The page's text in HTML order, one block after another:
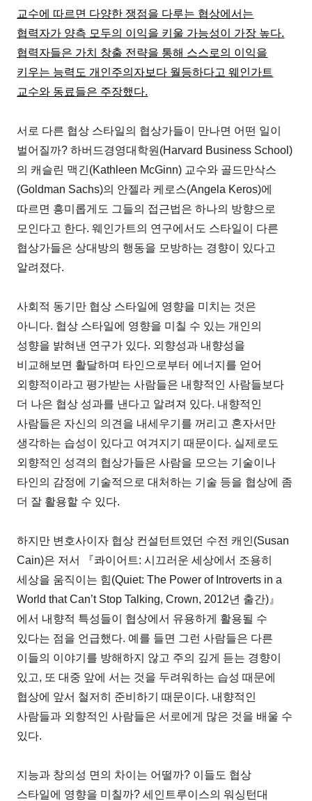
교수에 따르면 다양한 쟁점을 다루는 협상에서는
협력자가 양측 모두의 이익을 키울 가능성이 가장 높다.
협력자들은 가치 창출 전략을 통해 스스로의 이익을
키우는 능력도 개인주의자보다 월등하다고 웨인가트
교수와 동료들은 주장했다.
서로 다른 협상 스타일의 협상가들이 만나면 어떤 일이
벌어질까? 하버드경영대학원(Harvard Business School)
의 캐슬린 맥긴(Kathleen McGinn) 교수와 골드만삭스
(Goldman Sachs)의 안젤라 케로스(Angela Keros)에
따르면 흥미롭게도 그들의 접근법은 하나의 방향으로
모인다고 한다. 웨인가트의 연구에서도 스타일이 다른
협상가들은 상대방의 행동을 모방하는 경향이 있다고
알려졌다.
사회적 동기만 협상 스타일에 영향을 미치는 것은
아니다. 협상 스타일에 영향을 미칠 수 있는 개인의
성향을 밝혀낸 연구가 있다. 외향성과 내향성을
비교해보면 활달하며 타인으로부터 에너지를 얻어
외향적이라고 평가받는 사람들은 내향적인 사람들보다
더 나은 협상 성과를 낸다고 알려져 있다. 내향적인
사람들은 자신의 의견을 내세우기를 꺼리고 혼자서만
생각하는 습성이 있다고 여겨지기 때문이다. 실제로도
외향적인 성격의 협상가들은 사람을 모으는 기술이나
타인의 감정에 기술적으로 대처하는 기술 등을 협상에 좀
더 잘 활용할 수 있다.
하지만 변호사이자 협상 컨설턴트였던 수전 캐인(Susan
Cain)은 저서 『콰이어트: 시끄러운 세상에서 조용히
세상을 움직이는 힘(Quiet: The Power of Introverts in a
World that Can’t Stop Talking, Crown, 2012년 출간)』
에서 내향적 특성들이 협상에서 유용하게 활용될 수
있다는 점을 언급했다. 예를 들면 그런 사람들은 다른
이들의 이야기를 방해하지 않고 주의 깊게 듣는 경향이
있고, 또 대중 앞에 서는 것을 두려워하는 습성 때문에
협상에 앞서 철저히 준비하기 때문이다. 내향적인
사람들과 외향적인 사람들은 서로에게 많은 것을 배울 수
있다.
지능과 창의성 면의 차이는 어떨까? 이들도 협상
스타일에 영향을 미칠까? 세인트루이스의 워싱턴대